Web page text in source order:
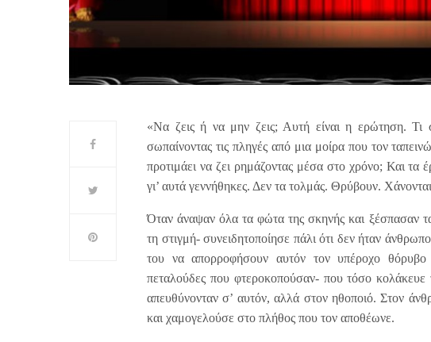
«Να ζεις ή να μην ζεις; Αυτή είναι η ερώτηση. Τι
σωπαίνοντας τις πληγές από μια μοίρα που τον
προτιμάει να ζει ρημάζοντας μέσα στο χρόνο; Και τα
γι’ αυτά γεννήθηκες. Δεν τα τολμάς. Θρύβουν.
Όταν άναψαν όλα τα φώτα της σκηνής και ξέσπασαν
τη στιγμή- συνειδητοποίησε πάλι ότι δεν ήταν
του να απορροφήσουν αυτόν τον υπέροχο
πεταλούδες που φτεροκοπούσαν- που τόσο
απευθύνονταν σ’ αυτόν, αλλά στον ηθοποιό. Στον
και χαμογελούσε στο πλήθος που τον αποθέωνε.